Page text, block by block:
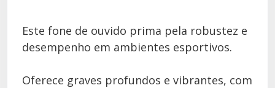
Este fone de ouvido prima pela robustez e
desempenho em ambientes esportivos.
Oferece graves profundos e vibrantes, com